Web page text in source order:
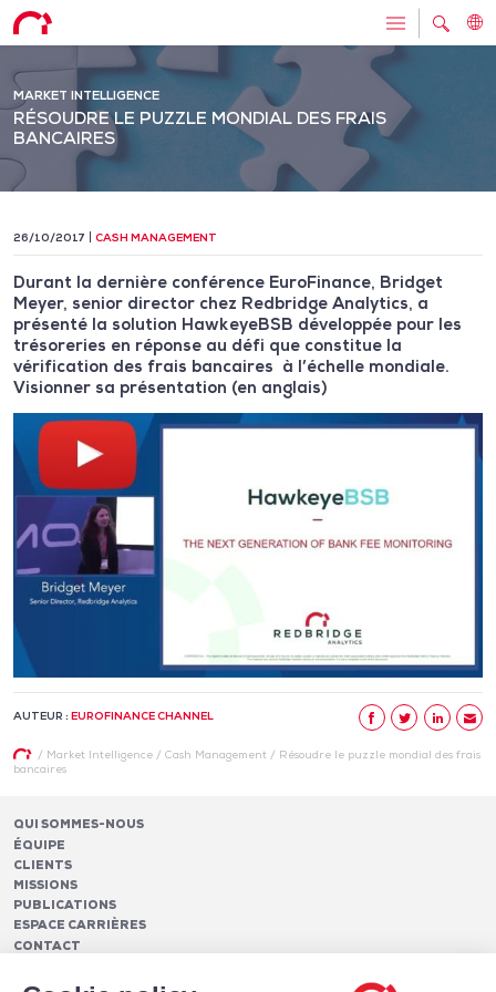
MARKET INTELLIGENCE
RÉSOUDRE LE PUZZLE MONDIAL DES FRAIS
BANCAIRES
26/10/2017 CASH MANAGEMENT
Durant la dernière conférence EuroFinance, Bridget
Meyer, senior director chez Redbridge Analytics, a
présenté la solution HawkeyeBSB développée pour les
trésoreries en réponse au défi que constitue la
vérification des frais bancaires à l’échelle mondiale.
Visionner sa présentation (en anglais)
AUTEUR : EUROFINANCE CHANNEL
/ Market Intelligence/ Cash Management/ Résoudre le puzzle mondial des frais
bancaires
QUI SOMMES-NOUS
ÉQUIPE
CLIENTS
MISSIONS
PUBLICATIONS
ESPACE CARRIÈRES
CONTACT